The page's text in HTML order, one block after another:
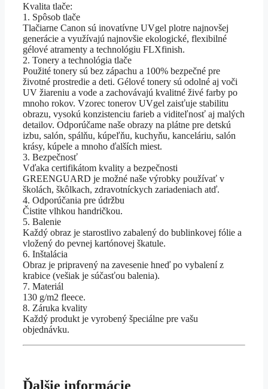
Kvalita tlače:
1. Spôsob tlače
Tlačiarne Canon sú inovatívne UVgel plotre najnovšej
generácie a využívajú najnovšie ekologické, flexibilné
gélové atramenty a technológiu FLXfinish.
2. Tonery a technológia tlače
Použité tonery sú bez zápachu a 100% bezpečné pre
životné prostredie a deti. Gélové tonery sú odolné aj voči
UV žiareniu a vode a zachovávajú kvalitné živé farby po
mnoho rokov. Vzorec tonerov UVgel zaisťuje stabilitu
obrazu, vysokú konzistenciu farieb a viditeľnosť aj malých
detailov. Odporúčame naše obrazy na plátne pre detskú
izbu, salón, spálňu, kúpeľňu, kuchyňu, kanceláriu, salón
krásy, kúpele a mnoho ďalších miest.
3. Bezpečnosť
Vďaka certifikátom kvality a bezpečnosti
GREENGUARD je možné naše výrobky používať v
školách, škôlkach, zdravotníckych zariadeniach atď.
4. Odporúčania pre údržbu
Čistite vlhkou handričkou.
5. Balenie
Každý obraz je starostlivo zabalený do bublinkovej fólie a
vložený do pevnej kartónovej škatule.
6. Inštalácia
Obraz je pripravený na zavesenie hneď po vybalení z
krabice (vešiak je súčasťou balenia).
7. Materiál
130 g/m2 fleece.
8. Záruka kvality
Každý produkt je vyrobený špeciálne pre vašu
objednávku.
Ďalšie informácie